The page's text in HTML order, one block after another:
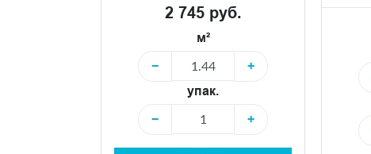
2 745 руб.
м²
−
+
упак.
−
+